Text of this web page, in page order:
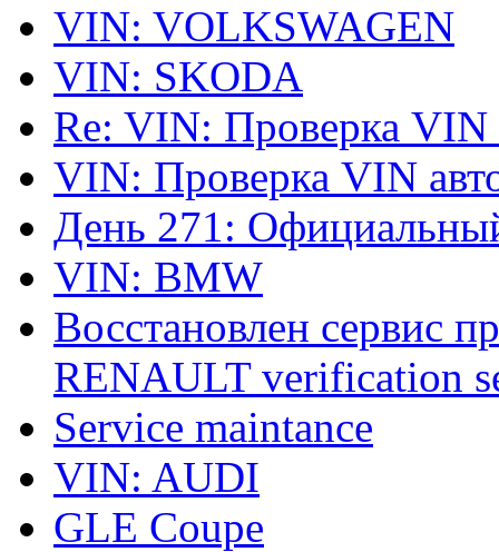
VIN: VOLKSWAGEN
VIN: SKODA
Re: VIN: Проверка VIN
VIN: Проверка VIN
День 271:
VIN: BMW
Восстановлен сервис
RENAULT verification
Service maintance
VIN: AUDI
GLE Coupe